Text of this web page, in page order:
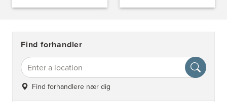
Find forhandler
Find forhandlere nær dig